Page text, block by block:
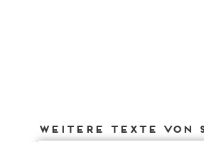
Weitere Texte von